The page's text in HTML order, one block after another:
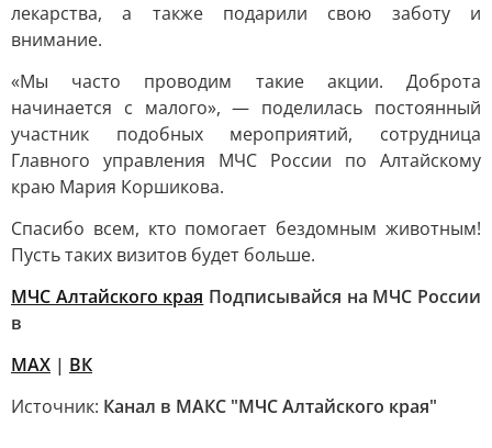
лекарства, а также подарили свою заботу и
внимание.
«Мы часто проводим такие акции. Доброта
начинается с малого», — поделилась постоянный
участник подобных мероприятий, сотрудница
Главного управления МЧС России по Алтайскому
краю Мария Коршикова.
Спасибо всем, кто помогает бездомным животным!
Пусть таких визитов будет больше.
МЧС Алтайского края Подписывайся на МЧС России
в
MAX | ВК
Источник: Канал в МАКС "МЧС Алтайского края"